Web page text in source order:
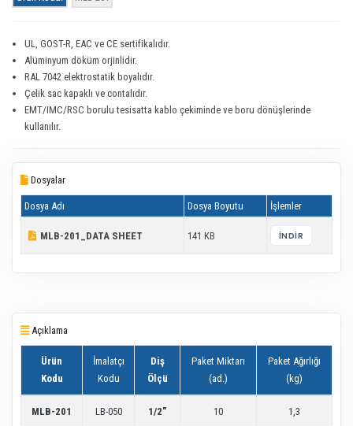
UL, GOST-R, EAC ve CE sertifikalıdır.
Alüminyum döküm orjinlidir.
RAL 7042 elektrostatik boyalıdır.
Çelik sac kapaklı ve contalıdır.
EMT/IMC/RSC borulu tesisatta kablo çekiminde ve boru dönüşlerinde
kullanılır.
Dosyalar
Dosya Adı Dosya Boyutu İşlemler
MLB-201_DATA SHEET 141 KB İNDIR
Açıklama
Ürün
Kodu
İmalatçı
Kodu
Diş
Ölçü
Paket Miktarı
(ad.)
Paket Ağırlığı
(kg)
MLB-201 LB-050 1/2" 10 1,3